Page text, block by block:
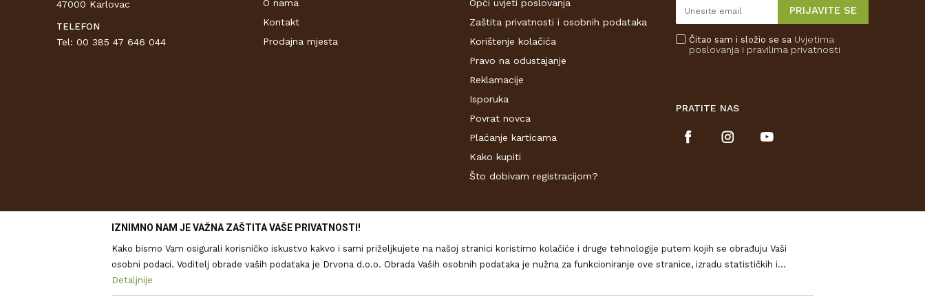
47000 Karlovac
TELEFON
Tel: 00 385 47 646 044
O nama
Kontakt
Prodajna mjesta
Opći uvjeti poslovanja
Zaštita privatnosti i osobnih podataka
Korištenje kolačića
Pravo na odustajanje
Reklamacije
Isporuka
Povrat novca
Plaćanje karticama
Kako kupiti
Što dobivam registracijom?
PRIJAVITE SE
Čitao sam i složio se sa Uvjetima
poslovanja i pravilima privatnosti
PRATITE NAS
IZNIMNO NAM JE VAŽNA ZAŠTITA VAŠE PRIVATNOSTI!
Kako bismo Vam osigurali korisničko iskustvo kakvo i sami priželjkujete na našoj stranici koristimo kolačiće i druge tehnologije putem kojih se obrađuju Vaši
osobni podaci. Voditelj obrade vaših podataka je Drvona d.o.o. Obrada Vaših osobnih podataka je nužna za funkcioniranje ove stranice, izradu statističkih i
analitičkih izvješća, ali i za prilagođavanje sadržaja Vama. Više o podacima koje obrađujemo kao i o Vašim pravima pročitajte u našim
kolačićima i drugim tehnologijama uPravilima o korištenju kolačićaKolačiće u bilo kojem trenutku možete ponovno ažurirati. Ukoliko Vas zanima više kliknite na
Detaljnije